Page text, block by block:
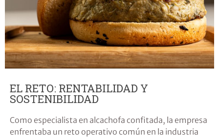
EL RETO: RENTABILIDAD Y
SOSTENIBILIDAD
Como especialista en alcachofa confitada, la empresa
enfrentaba un reto operativo común en la industria